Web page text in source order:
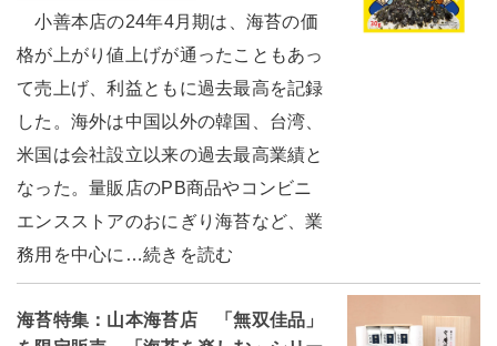
小善本店の24年4月期は、海苔の価
格が上がり値上げが通ったこともあっ
て売上げ、利益ともに過去最高を記録
した。海外は中国以外の韓国、台湾、
米国は会社設立以来の過去最高業績と
なった。量販店のPB商品やコンビニ
エンスストアのおにぎり海苔など、業
務用を中心に…続きを読む
海苔特集：山本海苔店 「無双佳品」